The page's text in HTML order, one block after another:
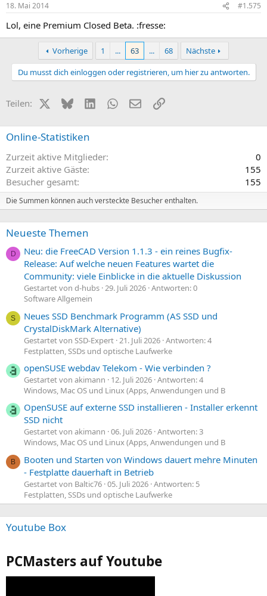
18. Mai 2014 #1.575
Lol, eine Premium Closed Beta. :fresse:
Vorherige 1 ... 63 ... 68
Nächste
Du musst dich einloggen oder registrieren, um hier zu antworten.
Teilen: X (Twitter)
BlueskyLinkedInWhatsApp
E-MailLink
Online-Statistiken
Zurzeit aktive Mitglieder
0
Zurzeit aktive Gäste
155
Besucher gesamt
155
Die Summen können auch versteckte Besucher enthalten.
Neueste Themen
D
Neu: die FreeCAD Version 1.1.3 - ein reines Bugfix-
Release: Auf welche neuen Features wartet die
Community: viele Einblicke in die aktuelle Diskussion
Gestartet von d-hubs 29. Juli 2026 Antworten: 0
Software Allgemein
S
Neues SSD Benchmark Programm (AS SSD und
CrystalDiskMark Alternative)
Gestartet von SSD-Expert 21. Juli 2026 Antworten: 4
Festplatten, SSDs und optische Laufwerke
openSUSE webdav Telekom - Wie verbinden ?
Gestartet von akimann 12. Juli 2026 Antworten: 4
Windows, Mac OS und Linux (Apps, Anwendungen und B
OpenSUSE auf externe SSD installieren - Installer erkennt
SSD nicht
Gestartet von akimann 06. Juli 2026 Antworten: 3
Windows, Mac OS und Linux (Apps, Anwendungen und B
B
Booten und Starten von Windows dauert mehre Minuten
- Festplatte dauerhaft in Betrieb
Gestartet von Baltic76 05. Juli 2026 Antworten: 5
Festplatten, SSDs und optische Laufwerke
Youtube Box
PCMasters auf Youtube